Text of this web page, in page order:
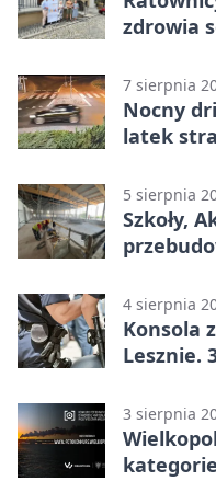
zdrowia
7 sierpnia
Nocny
latek
5 sierpnia
Szkoły,
4 sierpnia
Konsola
Lesznie.
3 sierpnia